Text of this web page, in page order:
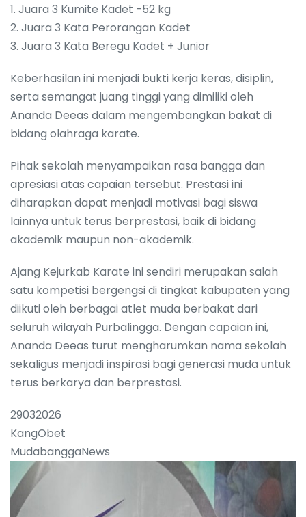
1. Juara 3 Kumite Kadet -52 kg
2. Juara 3 Kata Perorangan Kadet
3. Juara 3 Kata Beregu Kadet + Junior
Keberhasilan ini menjadi bukti kerja keras, disiplin,
serta semangat juang tinggi yang dimiliki oleh
Ananda Deeas dalam mengembangkan bakat di
bidang olahraga karate.
Pihak sekolah menyampaikan rasa bangga dan
apresiasi atas capaian tersebut. Prestasi ini
diharapkan dapat menjadi motivasi bagi siswa
lainnya untuk terus berprestasi, baik di bidang
akademik maupun non-akademik.
Ajang Kejurkab Karate ini sendiri merupakan salah
satu kompetisi bergengsi di tingkat kabupaten yang
diikuti oleh berbagai atlet muda berbakat dari
seluruh wilayah Purbalingga. Dengan capaian ini,
Ananda Deeas turut mengharumkan nama sekolah
sekaligus menjadi inspirasi bagi generasi muda untuk
terus berkarya dan berprestasi.
29032026
KangObet
MudabanggaNews